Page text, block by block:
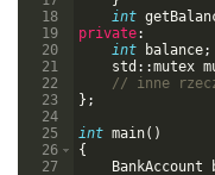
18
19
20
21
22
23
24
25
26
27
int
private:
int
balance;
std ::mutex
// inne
} ;
int main( )
{
BankAccount